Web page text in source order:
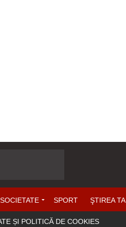
SOCIETATE SPORT ŞTIREA TA
ȘI POLITICĂ DE COOKIES